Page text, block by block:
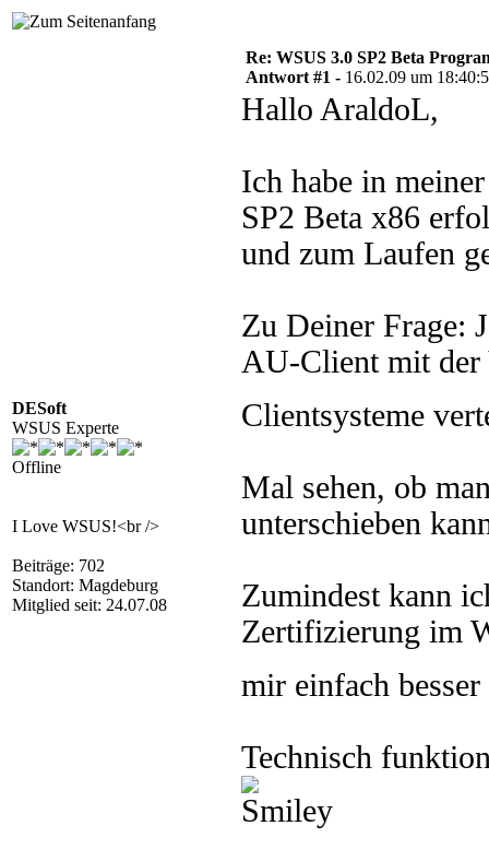
DESoft
WSUS Experte
Offline
I Love WSUS!<br />
Beiträge: 702
Standort: Magdeburg
Mitglied seit: 24.07.08
Re: WSUS 3.0 SP2 Beta
Antwort #1 - 16.02.09 um
Hallo AraldoL,
Ich habe in
SP2 Beta x86
und zum Laufen
Zu Deiner Frage:
AU-Client mit der
Clientsysteme
Mal sehen, ob
unterschieben
Zumindest kann
Zertifizierung im
mir einfach
Technisch